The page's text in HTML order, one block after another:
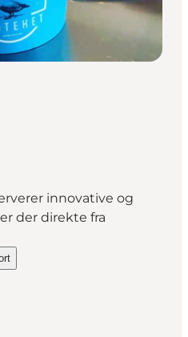
innovative og
der direkte fra
on_map